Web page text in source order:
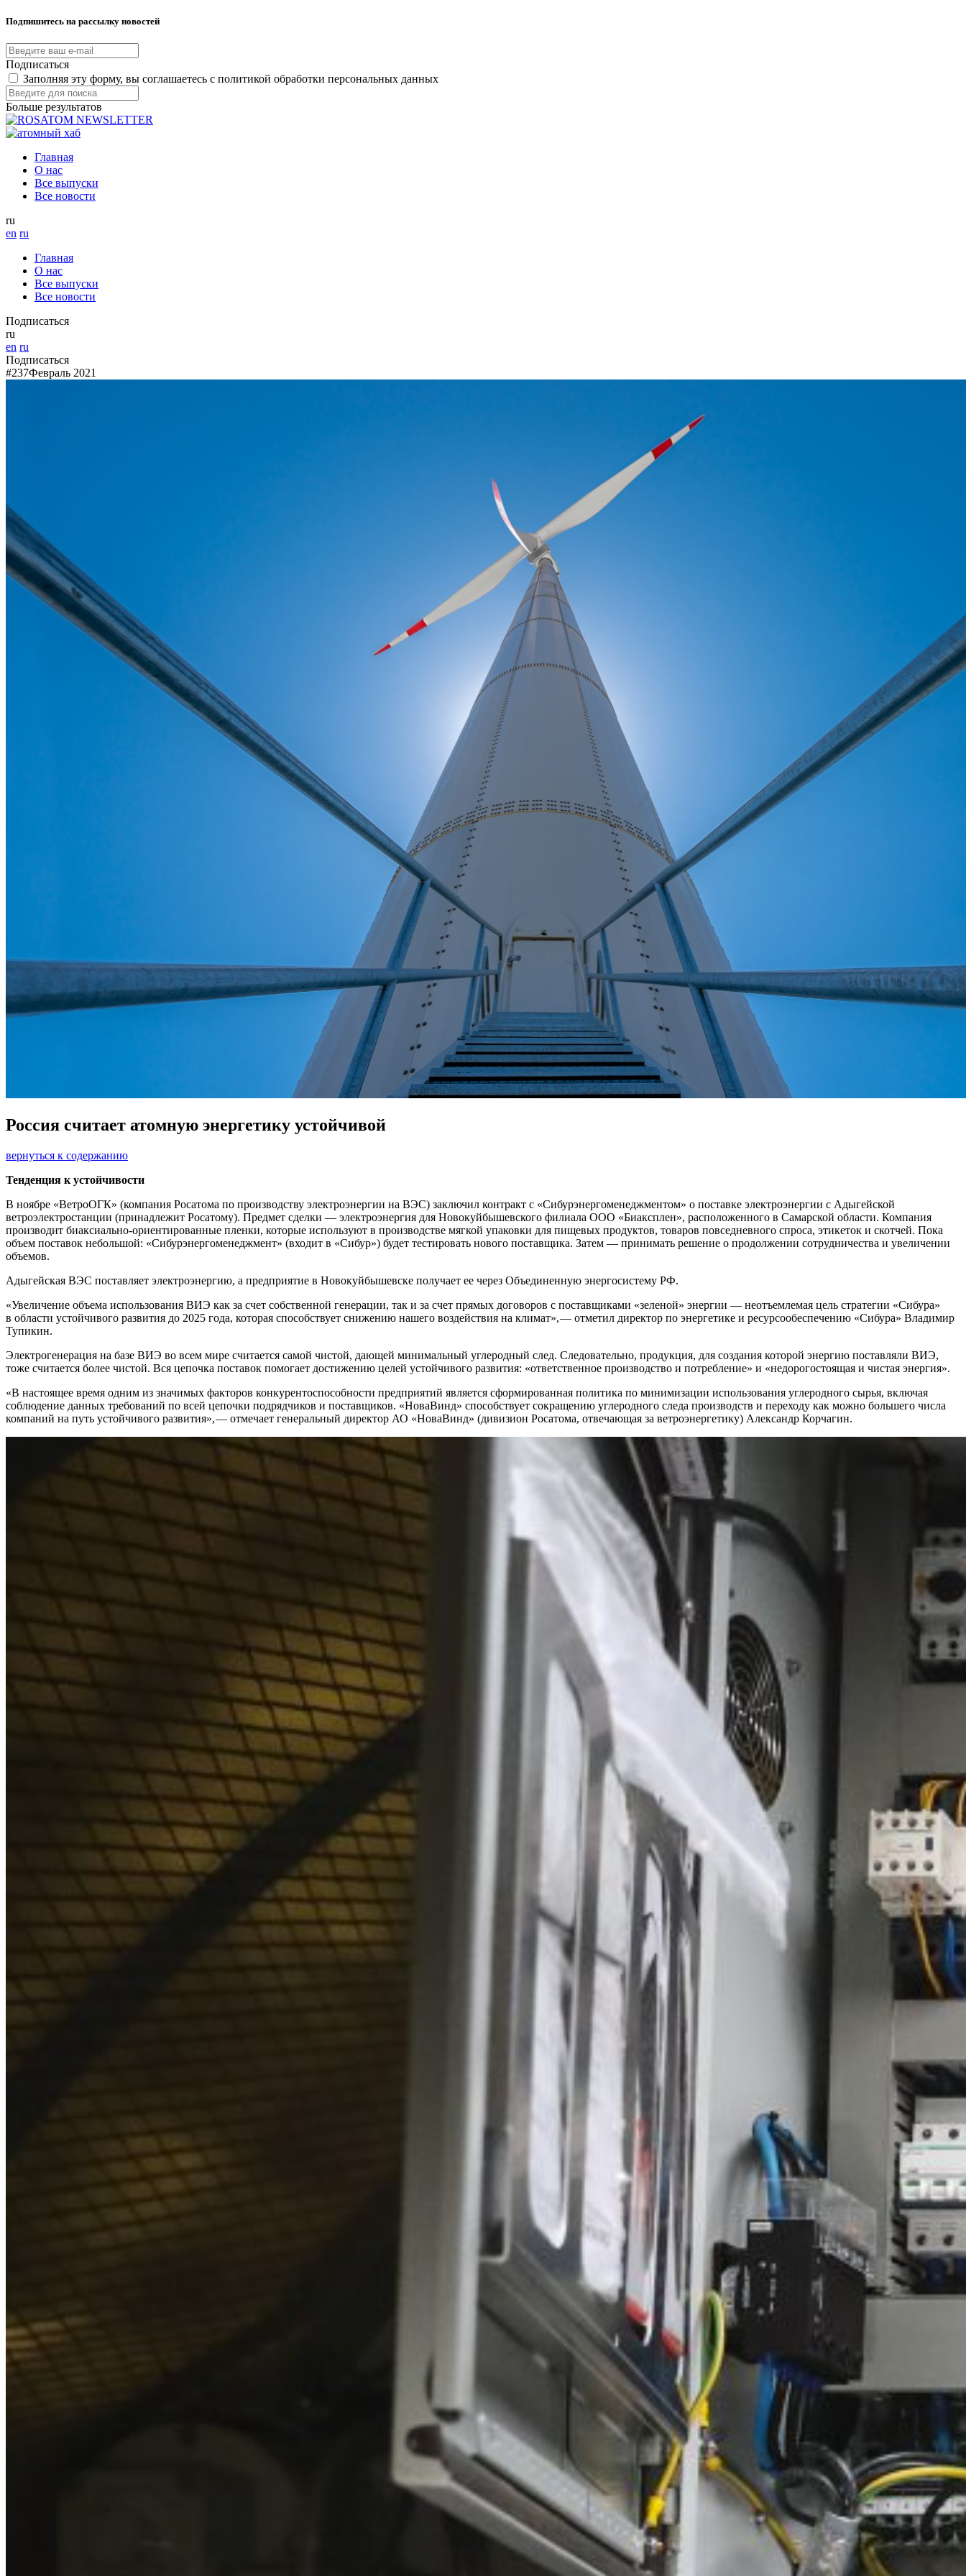
Подпишитесь на рассылку новостей
Подписаться
Заполняя эту форму, вы соглашаетесь с политикой обработки персональных данных
Больше результатов
Главная
О нас
Все выпуски
Все новости
ru
en ru
Главная
О нас
Все выпуски
Все новости
Подписаться
ru
en ru
Подписаться
#237Февраль 2021
Россия считает атомную энергетику устойчивой
вернуться к содержанию
Тенденция к устойчивости
В ноябре «ВетроОГК» (компания Росатома по производству электроэнергии на ВЭС) заключил контракт с «Сибурэнергоменеджментом» о поставке электроэнергии с Адыгейской
ветроэлектростанции (принадлежит Росатому). Предмет сделки — ​электроэнергия для Новокуйбышевского филиала ООО «Биаксплен», расположенного в Самарской области. Компания
производит биаксиально-ориентированные пленки, которые используют в производстве мягкой упаковки для пищевых продуктов, товаров повседневного спроса, этикеток и скотчей. Пока
объем поставок небольшой: «Сибурэнергоменеджмент» (входит в «Сибур») будет тестировать нового поставщика. Затем — ​принимать решение о продолжении сотрудничества и увеличении
объемов.
Адыгейская ВЭС поставляет электроэнергию, а предприятие в Новокуйбышевске получает ее через Объединенную энергосистему РФ.
«Увеличение объема использования ВИЭ как за счет собственной генерации, так и за счет прямых договоров с поставщиками «зеленой» энергии — ​неотъемлемая цель стратегии «Сибура»
в области устойчивого развития до 2025 года, которая способствует снижению нашего воздействия на климат», — ​отметил директор по энергетике и ресурсообеспечению «Сибура» Владимир
Тупикин.
Электрогенерация на базе ВИЭ во всем мире считается самой чистой, дающей минимальный углеродный след. Следовательно, продукция, для создания которой энергию поставляли ВИЭ,
тоже считается более чистой. Вся цепочка поставок помогает достижению целей устойчивого развития: «ответственное производство и потребление» и «недорогостоящая и чистая энергия».
«В настоящее время одним из значимых факторов конкурентоспособности предприятий является сформированная политика по минимизации использования углеродного сырья, включая
соблюдение данных требований по всей цепочки подрядчиков и поставщиков. «НоваВинд» способствует сокращению углеродного следа производств и переходу как можно большего числа
компаний на путь устойчивого развития», — ​отмечает генеральный директор АО «НоваВинд» (дивизион Росатома, отвечающая за ветроэнергетику) Александр Корчагин.